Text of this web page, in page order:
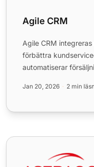
Agile CRM
Agile CRM
förbättra
automatiserar
Jan 20, 2026 2 min
AstraQom